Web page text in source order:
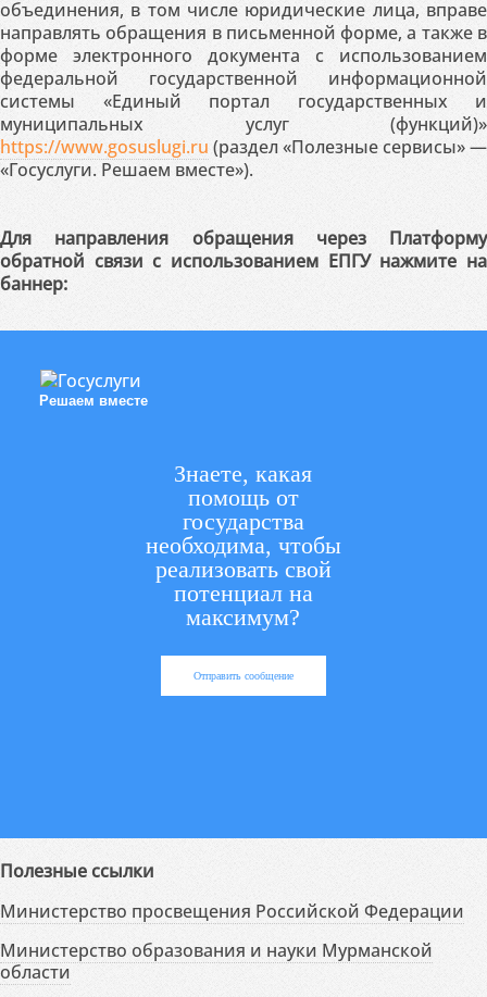
объединения, в том числе юридические лица, вправе
направлять обращения в письменной форме, а также в
форме электронного документа с использованием
федеральной государственной информационной
системы «Единый портал государственных и
муниципальных услуг (функций)»
https://www.gosuslugi.ru (раздел «Полезные сервисы» —
«Госуслуги. Решаем вместе»).
Для направления обращения через Платформу
обратной связи с использованием ЕПГУ нажмите на
баннер:
Решаем вместе
Знаете, какая
помощь от
государства
необходима, чтобы
реализовать свой
потенциал на
максимум?
Отправить сообщение
Полезные ссылки
Министерство просвещения Российской Федерации
Министерство образования и науки Мурманской
области